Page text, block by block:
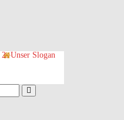
Unser Slogan